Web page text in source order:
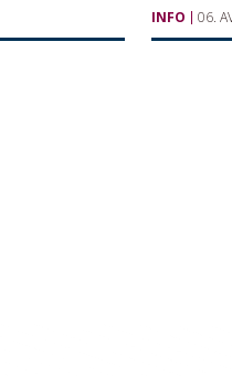
INFO 06.